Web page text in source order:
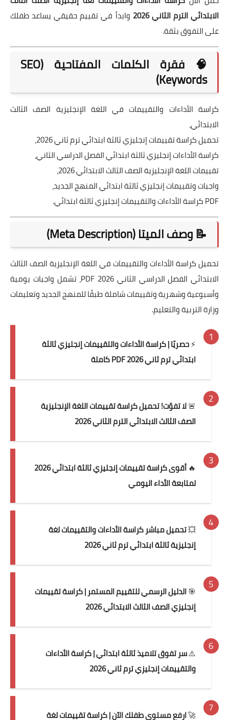
الابتدائي الترم الثاني 2026
وابدأ في تقييم حقيقي يساعد طفلك
على التفوق بثقة.
🧠 فقرة الكلمات المفتاحية (SEO
Keywords)
كراسة الأداءات والتقييمات في اللغة الإنجليزية الصف الثالث
الابتدائي،
تحميل كراسة تقييمات إنجليزي ثالثة ابتدائي ترم ثاني 2026،
كراسة الأداءات إنجليزي ثالثة ابتدائي الفصل الدراسي الثاني،
تقييمات اللغة الإنجليزية الصف الثالث الابتدائي 2026،
واجبات وتقييمات إنجليزي ثالثة ابتدائي المنهج الجديد،
PDF كراسة الأداءات والتقييمات إنجليزي ثالثة ابتدائي.
📝 وصف الميتا (Meta Description)
تحميل كراسة الأداءات والتقييمات في اللغة الإنجليزية الصف الثالث
الابتدائي الفصل الدراسي الثاني 2026 PDF، تشمل واجبات يومية
وأسبوعية وشهرية وتقييمات شاملة طبقًا للمنهج الجديد وتعليمات
وزارة التربية والتعليم.
⚡حصريًا | كراسة الأداءات والتقييمات إنجليزي ثالثة
ابتدائي ترم ثاني 2026 PDF كاملة
🚨لا تفوّت! تحميل كراسة تقييمات اللغة الإنجليزية
الصف الثالث الابتدائي الترم الثاني 2026
🔥
أقوى كراسة تقييمات إنجليزي ثالثة ابتدائي 2026
لمتابعة الأداء اليومي
💥تحميل مباشر كراسة الأداءات والتقييمات لغة
إنجليزية ثالثة ابتدائي ترم ثاني 2026
🎯الدليل الرسمي للتقييم المستمر | كراسة تقييمات
إنجليزي الصف الثالث الابتدائي 2026
⚠️سر تفوق تلاميذ ثالثة ابتدائي | كراسة الأداءات
والتقييمات إنجليزي ترم ثاني 2026
🚀ارفع مستوى طفلك الآن | كراسة تقييمات لغة